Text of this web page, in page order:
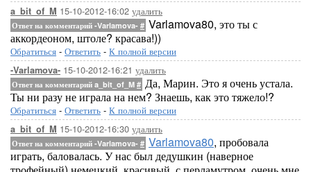
a_bit_of_M 15-10-2012-16:02 удалить
Ответ на комментарий -Varlamova- # Varlamova80, это ты с
аккордеоном, штоле? красава!))
Обратиться - Ответить - К полной версии
-Varlamova- 15-10-2012-16:21 удалить
Ответ на комментарий a_bit_of_M # Да, Марин. Это я очень устала.
Ты ни разу не играла на нем? Знаешь, как это тяжело!?
Обратиться - Ответить - К полной версии
a_bit_of_M 15-10-2012-16:30 удалить
Ответ на комментарий -Varlamova- # Varlamova80, пробовала
играть, баловалась. У нас был дедушкин (наверное